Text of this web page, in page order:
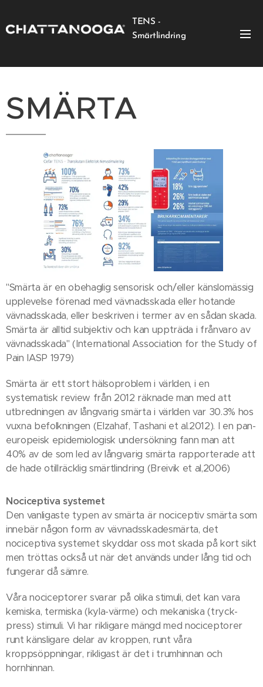
TENS -
Smärtlindring
SMÄRTA
"Smärta är en obehaglig sensorisk och/eller känslomässig
upplevelse förenad med vävnadsskada eller hotande
vävnadsskada, eller beskriven i termer av en sådan skada.
Smärta är alltid subjektiv och kan uppträda i frånvaro av
vävnadsskada" (International Association for the Study of
Pain IASP 1979)
Smärta är ett stort hälsoproblem i världen, i en
systematisk review från 2012 räknade man med att
utbredningen av långvarig smärta i världen var 30.3% hos
vuxna befolkningen (Elzahaf, Tashani et al.2012). I en pan-
europeisk epidemiologisk undersökning fann man att
40% av de som led av långvarig smärta rapporterade att
de hade otillräcklig smärtlindring (Breivik et al,2006)
Nociceptiva systemet
Den vanligaste typen av smärta är nociceptiv smärta som
innebär någon form av vävnadsskadesmärta, det
nociceptiva systemet skyddar oss mot skada på kort sikt
men tröttas också ut när det används under lång tid och
fungerar då sämre.
Våra nociceptorer svarar på olika stimuli, det kan vara
kemiska, termiska (kyla-värme) och mekaniska (tryck-
press) stimuli. Vi har rikligare mängd med nociceptorer
runt känsligare delar av kroppen, runt våra
kroppsöppningar, rikligast är det i trumhinnan och
hornhinnan.